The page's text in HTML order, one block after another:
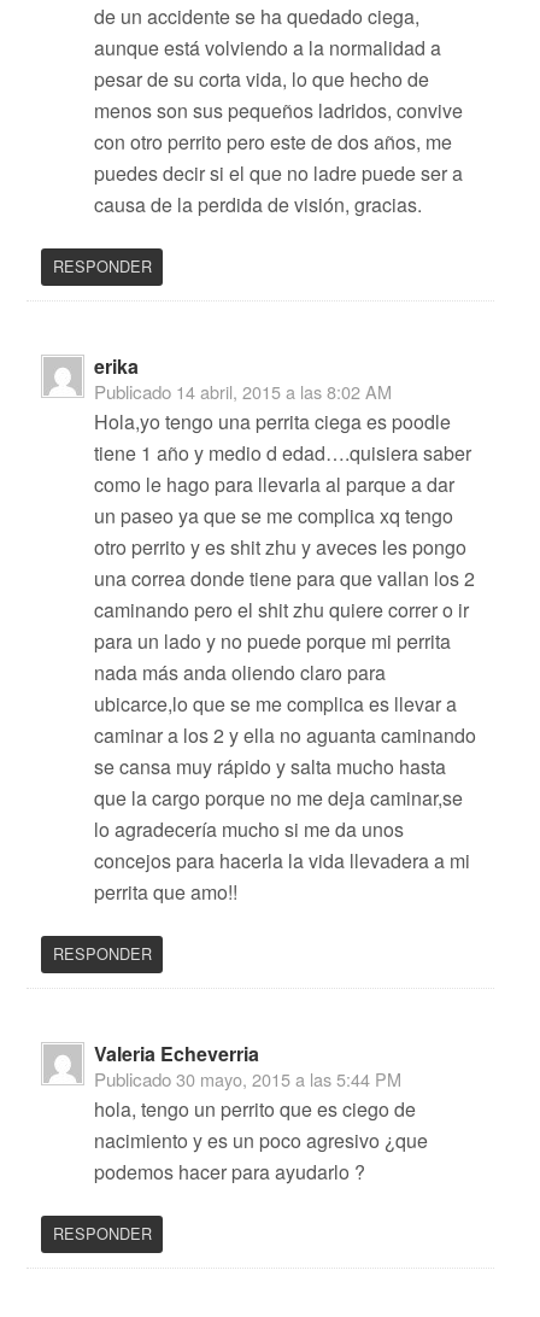
de un accidente se ha quedado ciega,
aunque está volviendo a la normalidad a
pesar de su corta vida, lo que hecho de
menos son sus pequeños ladridos, convive
con otro perrito pero este de dos años, me
puedes decir si el que no ladre puede ser a
causa de la perdida de visión, gracias.
RESPONDER
erika
Publicado 14 abril, 2015 a las 8:02 AM
Hola,yo tengo una perrita ciega es poodle
tiene 1 año y medio d edad….quisiera saber
como le hago para llevarla al parque a dar
un paseo ya que se me complica xq tengo
otro perrito y es shit zhu y aveces les pongo
una correa donde tiene para que vallan los 2
caminando pero el shit zhu quiere correr o ir
para un lado y no puede porque mi perrita
nada más anda oliendo claro para
ubicarce,lo que se me complica es llevar a
caminar a los 2 y ella no aguanta caminando
se cansa muy rápido y salta mucho hasta
que la cargo porque no me deja caminar,se
lo agradecería mucho si me da unos
concejos para hacerla la vida llevadera a mi
perrita que amo!!
RESPONDER
Valeria Echeverria
Publicado30 mayo, 2015 a las 5:44 PM
hola, tengo un perrito que es ciego de
nacimiento y es un poco agresivo ¿que
podemos hacer para ayudarlo ?
RESPONDER